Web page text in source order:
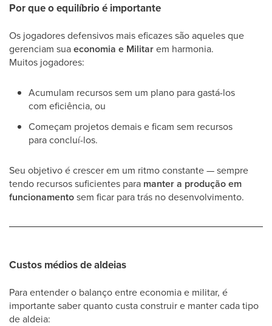
Por que o equilíbrio é importante
Os jogadores defensivos mais eficazes são aqueles que
gerenciam suaeconomia e Militarem harmonia.
Muitos jogadores:
Acumulam recursos sem um plano para gastá-los
com eficiência, ou
Começam projetos demais e ficam sem recursos
para concluí-los.
Seu objetivo é crescer em um ritmo constante — sempre
tendo recursos suficientes para manter a produção em
funcionamentosem ficar para trás no desenvolvimento.
Custos médios de aldeias
Para entender o balanço entre economia e militar, é
importante saber quanto custa construir e manter cada tipo
de aldeia: